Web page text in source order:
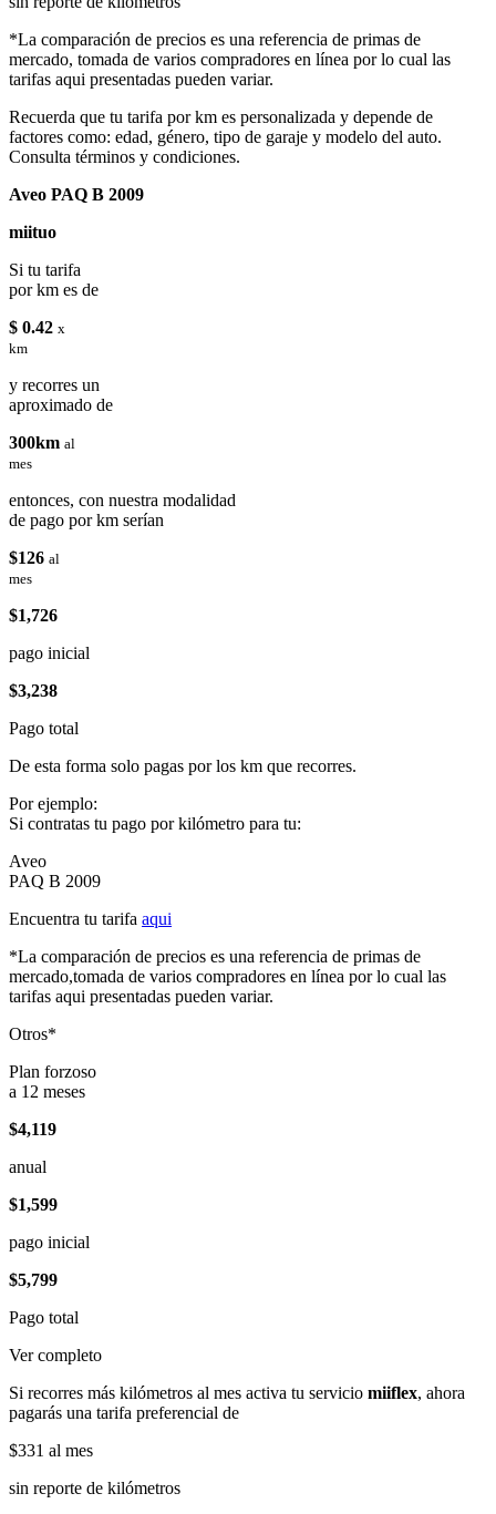
*La comparación de precios es una referencia de primas de
mercado, tomada de varios compradores en línea por lo cual las
tarifas aqui presentadas pueden variar.
Recuerda que tu tarifa por km es personalizada y depende de
factores como: edad, género, tipo de garaje y modelo del auto.
Consulta términos y condiciones.
Aveo PAQ B 2009
miituo
Si tu tarifa
por km es de
$ 0.42 x
km
y recorres un
aproximado de
300km al
mes
entonces, con nuestra modalidad
de pago por km serían
$126 al
mes
$1,726
pago inicial
$3,238
Pago total
De esta forma solo pagas por los km que recorres.
Por ejemplo:
Si contratas tu pago por kilómetro para tu:
Aveo
PAQ B 2009
Encuentra tu tarifa aqui
*La comparación de precios es una referencia de primas de
mercado,tomada de varios compradores en línea por lo cual las
tarifas aqui presentadas pueden variar.
Otros*
Plan forzoso
a 12 meses
$4,119
anual
$1,599
pago inicial
$5,799
Pago total
Ver completo
Si recorres más kilómetros al mes activa tu servicio miiflex, ahora
pagarás una tarifa preferencial de
$331 al mes
sin reporte de kilómetros